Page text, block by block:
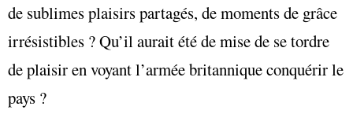
de sublimes plaisirs partagés, de moments de grâce
irrésistibles ? Qu’il aurait été de mise de se tordre
de plaisir en voyant l’armée britannique conquérir le
pays ?